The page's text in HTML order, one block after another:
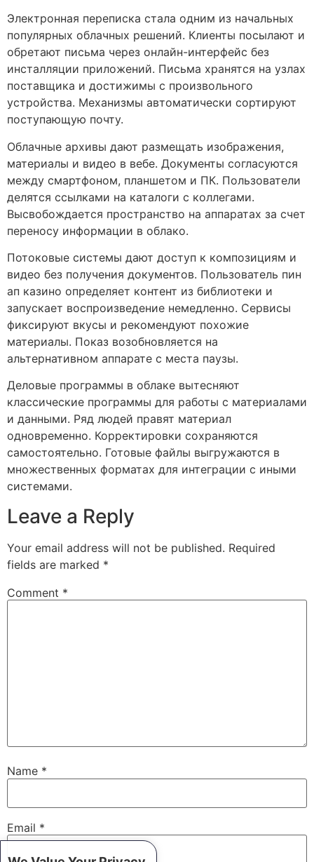
Электронная переписка стала одним из начальных
популярных облачных решений. Клиенты посылают и
обретают письма через онлайн-интерфейс без
инсталляции приложений. Письма хранятся на узлах
поставщика и достижимы с произвольного
устройства. Механизмы автоматически сортируют
поступающую почту.
Облачные архивы дают размещать изображения,
материалы и видео в вебе. Документы согласуются
между смартфоном, планшетом и ПК. Пользователи
делятся ссылками на каталоги с коллегами.
Высвобождается пространство на аппаратах за счет
переносу информации в облако.
Потоковые системы дают доступ к композициям и
видео без получения документов. Пользователь пин
ап казино определяет контент из библиотеки и
запускает воспроизведение немедленно. Сервисы
фиксируют вкусы и рекомендуют похожие
материалы. Показ возобновляется на
альтернативном аппарате с места паузы.
Деловые программы в облаке вытесняют
классические программы для работы с материалами
и данными. Ряд людей правят материал
одновременно. Корректировки сохраняются
самостоятельно. Готовые файлы выгружаются в
множественных форматах для интеграции с иными
системами.
Leave a Reply
Your email address will not be published. Required
fields are marked *
Comment *
Name *
Email *